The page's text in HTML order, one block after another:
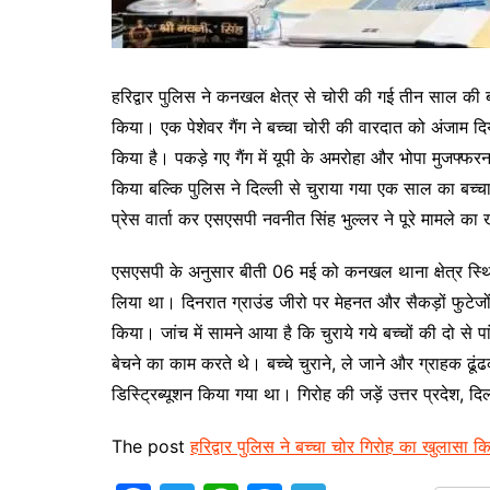
हरिद्वार पुलिस ने कनखल क्षेत्र से चोरी की गई तीन साल
किया। एक पेशेवर गैंग ने बच्चा चोरी की वारदात को अंजाम
किया है। पकड़े गए गैंग में यूपी के अमरोहा और भोपा
किया बल्कि पुलिस ने दिल्ली से चुराया गया एक साल का
प्रेस वार्ता कर एसएसपी नवनीत सिंह भुल्लर ने पूरे मामले का
एसएसपी के अनुसार बीती 06 मई को कनखल थाना क्षेत्र
लिया था। दिनरात ग्राउंड जीरो पर मेहनत और सैकड़ों
किया। जांच में सामने आया है कि चुराये गये बच्चों की दो से
बेचने का काम करते थे। बच्चे चुराने, ले जाने और ग्राहक
डिस्ट्रिब्यूशन किया गया था। गिरोह की जड़ें उत्तर प्रदेश,
The postहरिद्वार पुलिस ने बच्चा चोर गिरोह का खुलासा